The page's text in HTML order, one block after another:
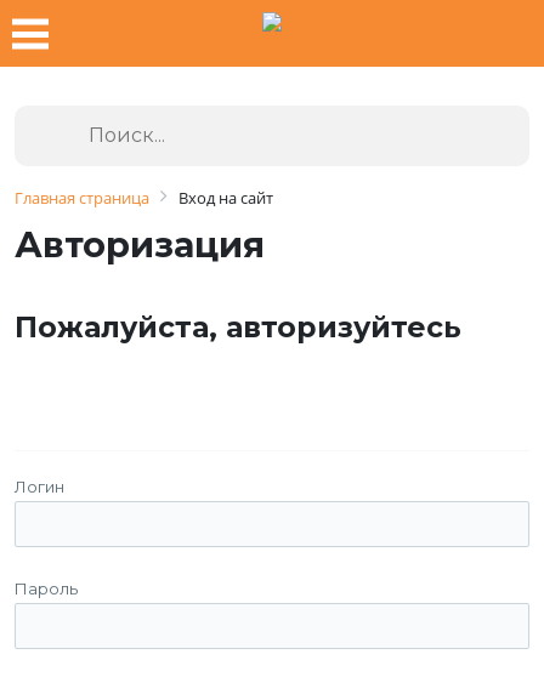
Главная страница Вход на сайт
Авторизация
Пожалуйста, авторизуйтесь
Логин
Пароль